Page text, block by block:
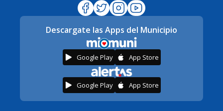
Descargate las Apps del Municipio
Google Play App Store
Google Play App Store